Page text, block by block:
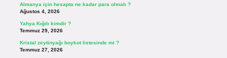
Almanya için hesapta ne kadar para olmalı ?
Ağustos 4, 2026
Yahya Kığılı kimdir ?
Temmuz 29, 2026
Kristal zeytinyağı boykot listesinde mi ?
Temmuz 27, 2026